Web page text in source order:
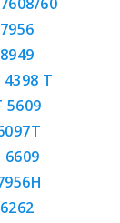
4398 T
5609
6609